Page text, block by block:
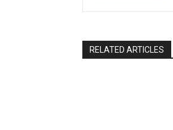
骤。 选择合适渠道 针
可用渠道包括电子邮
RELATED ARTICLES